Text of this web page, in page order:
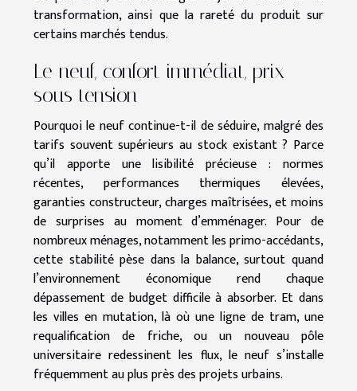
transformation, ainsi que la rareté du produit sur
certains marchés tendus.
Le neuf, confort immédiat, prix
sous tension
Pourquoi le neuf continue-t-il de séduire, malgré des
tarifs souvent supérieurs au stock existant ? Parce
qu’il apporte une lisibilité précieuse : normes
récentes, performances thermiques élevées,
garanties constructeur, charges maîtrisées, et moins
de surprises au moment d’emménager. Pour de
nombreux ménages, notamment les primo-accédants,
cette stabilité pèse dans la balance, surtout quand
l’environnement économique rend chaque
dépassement de budget difficile à absorber. Et dans
les villes en mutation, là où une ligne de tram, une
requalification de friche, ou un nouveau pôle
universitaire redessinent les flux, le neuf s’installe
fréquemment au plus près des projets urbains.